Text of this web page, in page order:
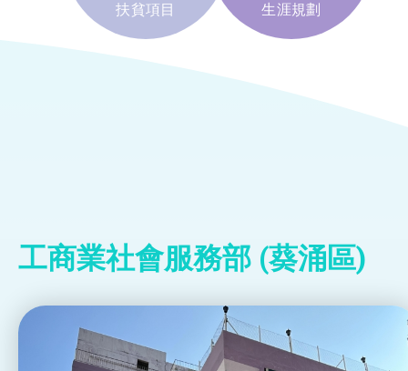
扶貧項目
生涯規劃
工商業社會服務部 (葵涌區)